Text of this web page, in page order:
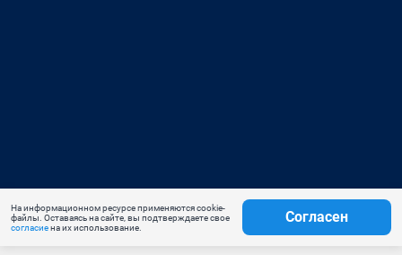
На информационном ресурсе применяются cookie-
файлы. Оставаясь на сайте, вы подтверждаете свое
согласиена их использование.
Согласен